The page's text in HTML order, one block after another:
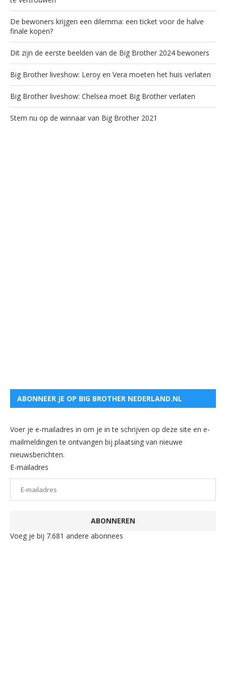
De bewoners krijgen een dilemma: een ticket voor de halve
finale kopen?
Dit zijn de eerste beelden van de Big Brother 2024 bewoners
Big Brother liveshow: Leroy en Vera moeten het huis verlaten
Big Brother liveshow: Chelsea moet Big Brother verlaten
Stem nu op de winnaar van Big Brother 2021
ABONNEER JE OP BIG BROTHER NEDERLAND.NL
Voer je e-mailadres in om je in te schrijven op deze site en e-
mailmeldingen te ontvangen bij plaatsing van nieuwe
nieuwsberichten.
E-mailadres
ABONNEREN
Voeg je bij 7.681 andere abonnees